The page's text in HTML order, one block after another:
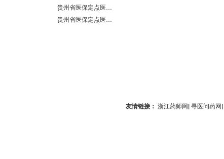
贵州省医保定点医疗机构医保服务情况表（第551分店）
贵州省医保定点医疗机构医保服务情况表（第100分店）
友情链接： 浙江药师网| 寻医问药网|